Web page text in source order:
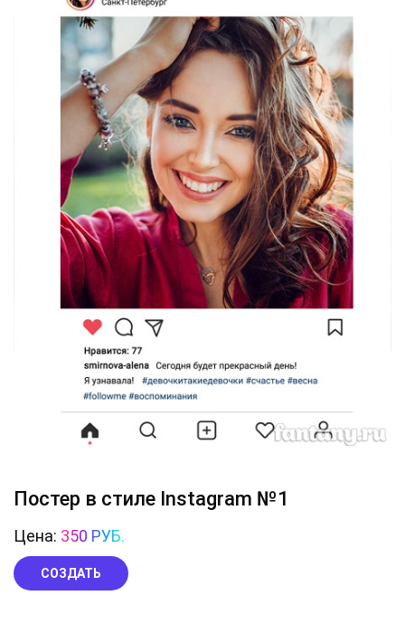
Постер в стиле Instagram №1
Цена: 350 РУБ.
СОЗДАТЬ